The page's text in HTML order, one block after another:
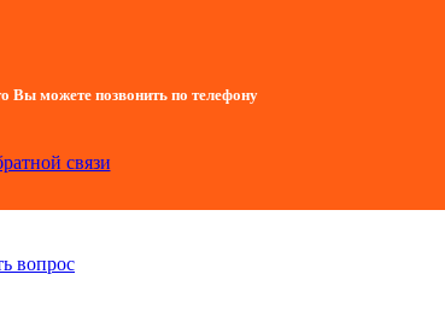
Вы можете позвонить по телефону
связи
вопрос